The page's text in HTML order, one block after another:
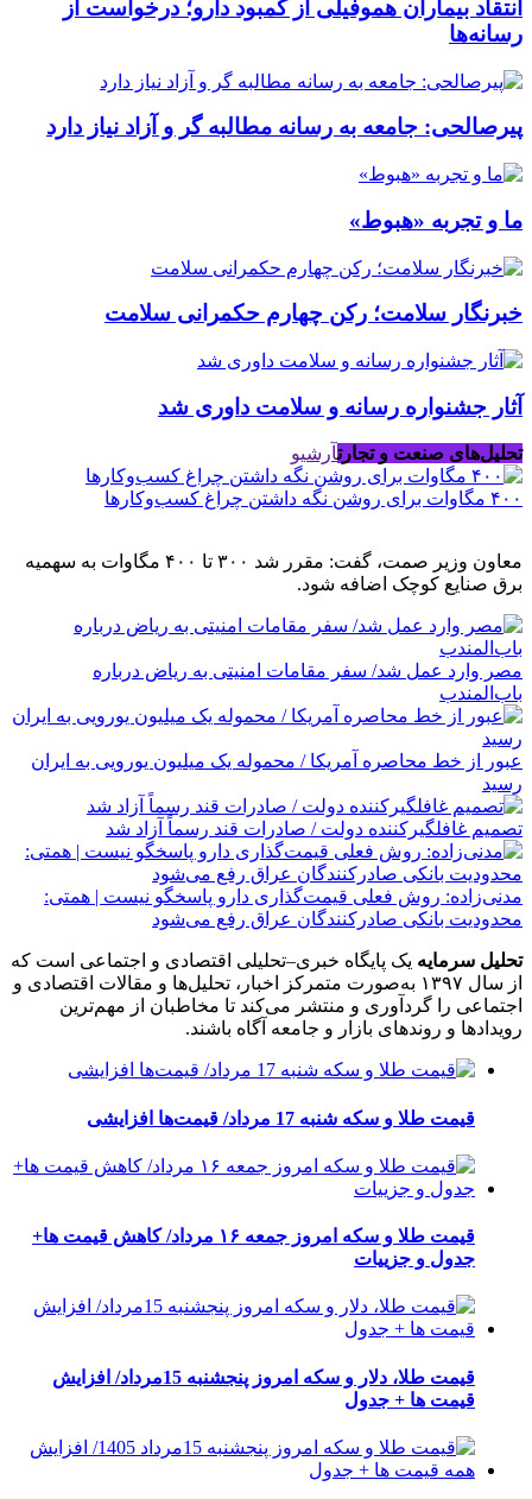
انتقاد بیماران هموفیلی از کمبود دارو؛ درخواست از
رسانه‌ها
پیرصالحی: جامعه به رسانه مطالبه گر و آزاد نیاز دارد
ما و تجربه «هبوط»
خبرنگار سلامت؛ رکن چهارم حکمرانی سلامت
آثار جشنواره رسانه و سلامت داوری شد
تحلیل‌های صنعت و تجارتآرشیو
۴۰۰ مگاوات برای روشن نگه داشتن چراغ کسب‌وکار‌ها
معاون وزیر صمت، گفت: مقرر شد ۳۰۰ تا ۴۰۰ مگاوات به سهمیه
برق صنایع کوچک اضافه شود.
مصر وارد عمل شد/ سفر مقامات امنیتی به ریاض درباره
باب‌المندب
عبور از خط محاصره آمریکا / محموله یک میلیون یورویی به ایران
رسید
تصمیم غافلگیرکننده دولت / صادرات قند رسماً آزاد شد
مدنی‌زاده: روش فعلی قیمت‌گذاری دارو پاسخگو نیست | همتی:
محدودیت بانکی صادرکنندگان عراق رفع می‌شود
تحلیل سرمایه یک پایگاه خبری–تحلیلی اقتصادی و اجتماعی است که
از سال ۱۳۹۷ به‌صورت متمرکز اخبار، تحلیل‌ها و مقالات اقتصادی و
اجتماعی را گردآوری و منتشر می‌کند تا مخاطبان از مهم‌ترین
رویدادها و روندهای بازار و جامعه آگاه باشند.
قیمت طلا و سکه شنبه 17 مرداد/ قیمت‌ها افزایشی
قیمت طلا و سکه امروز جمعه ۱۶ مرداد/ کاهش قیمت ها+
جدول و جزییات
قیمت طلا، دلار و سکه امروز پنجشنبه 15مرداد/ افزایش
قیمت ها + جدول